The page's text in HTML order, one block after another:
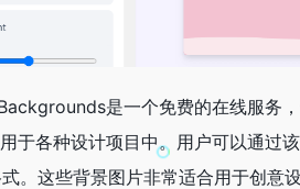
是一个免费的在线服务
于各种设计项目中。用户可以通过
。这些背景图片非常适合用于创意